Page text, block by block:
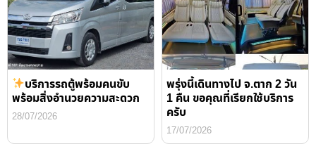
บริการรถตู้พร้อมคนขับ
พร้อมสิ่งอำนวยความสะดวก
28/07/2026
พรุ่งนี้เดินทางไป จ.ตาก 2 วัน
1 คืน ขอคุณที่เรียกใช้บริการ
ครับ
17/07/2026